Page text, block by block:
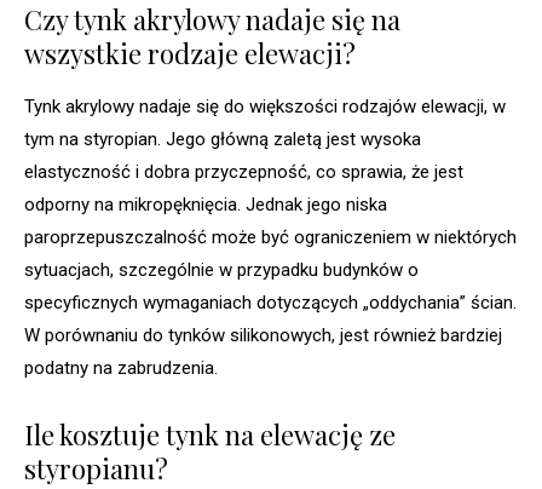
Czy tynk akrylowy nadaje się na
wszystkie rodzaje elewacji?
Tynk akrylowy nadaje się do większości rodzajów elewacji, w
tym na styropian. Jego główną zaletą jest wysoka
elastyczność i dobra przyczepność, co sprawia, że jest
odporny na mikropęknięcia. Jednak jego niska
paroprzepuszczalność może być ograniczeniem w niektórych
sytuacjach, szczególnie w przypadku budynków o
specyficznych wymaganiach dotyczących „oddychania” ścian.
W porównaniu do tynków silikonowych, jest również bardziej
podatny na zabrudzenia.
Ile kosztuje tynk na elewację ze
styropianu?